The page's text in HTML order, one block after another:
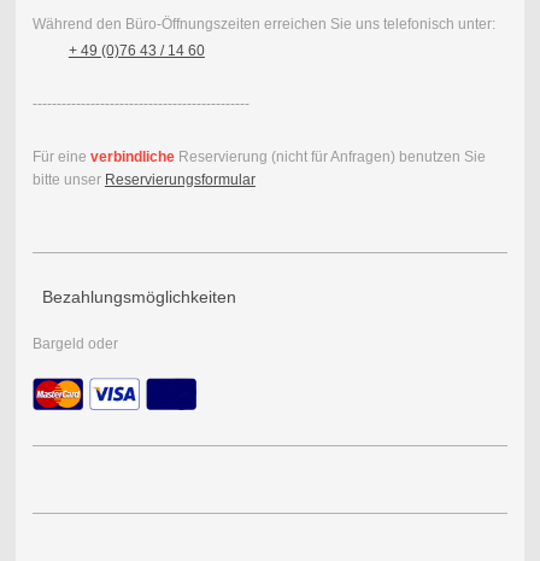
Während den Büro-Öffnungszeiten erreichen Sie uns telefonisch unter:
+ 49 (0)76 43 / 14 60
---------------------------------------------
Für eine verbindlicheReservierung (nicht für Anfragen) benutzen Sie
bitte unser Reservierungsformular
Bezahlungsmöglichkeiten
Bargeld oder